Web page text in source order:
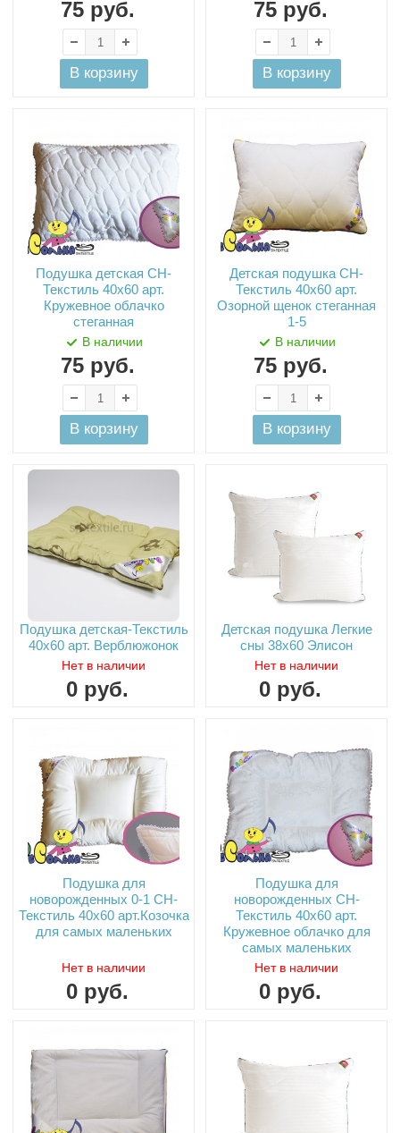
75руб.
В корзину
75руб.
В корзину
Подушка детская СН-
Текстиль 40х60 арт.
Кружевное облачко
стеганная
В наличии
75руб.
В корзину
Детская подушка СН-
Текстиль 40х60 арт.
Озорной щенок стеганная
1-5
В наличии
75руб.
В корзину
Подушка детская-Текстиль
40х60 арт. Верблюжонок
Нет в наличии
0 руб.
Детская подушка Легкие
сны 38х60 Элисон
Нет в наличии
0 руб.
Подушка для
новорожденных 0-1 СН-
Текстиль 40х60 арт.Козочка
для самых маленьких
Нет в наличии
0 руб.
Подушка для
новорожденных СН-
Текстиль 40х60 арт.
Кружевное облачко для
самых маленьких
Нет в наличии
0 руб.